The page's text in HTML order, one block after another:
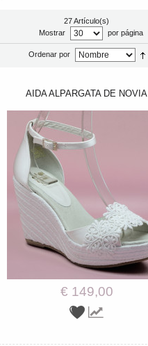
27 Artículo(s)
Mostrar
por página
Ordenar por
AIDA ALPARGATA DE NOVIA
€ 149,00